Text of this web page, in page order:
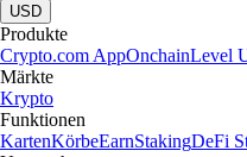
USD
Produkte
Crypto.com AppOnchainLevel
Märkte
Krypto
Funktionen
KartenKörbeEarnStakingDeFi